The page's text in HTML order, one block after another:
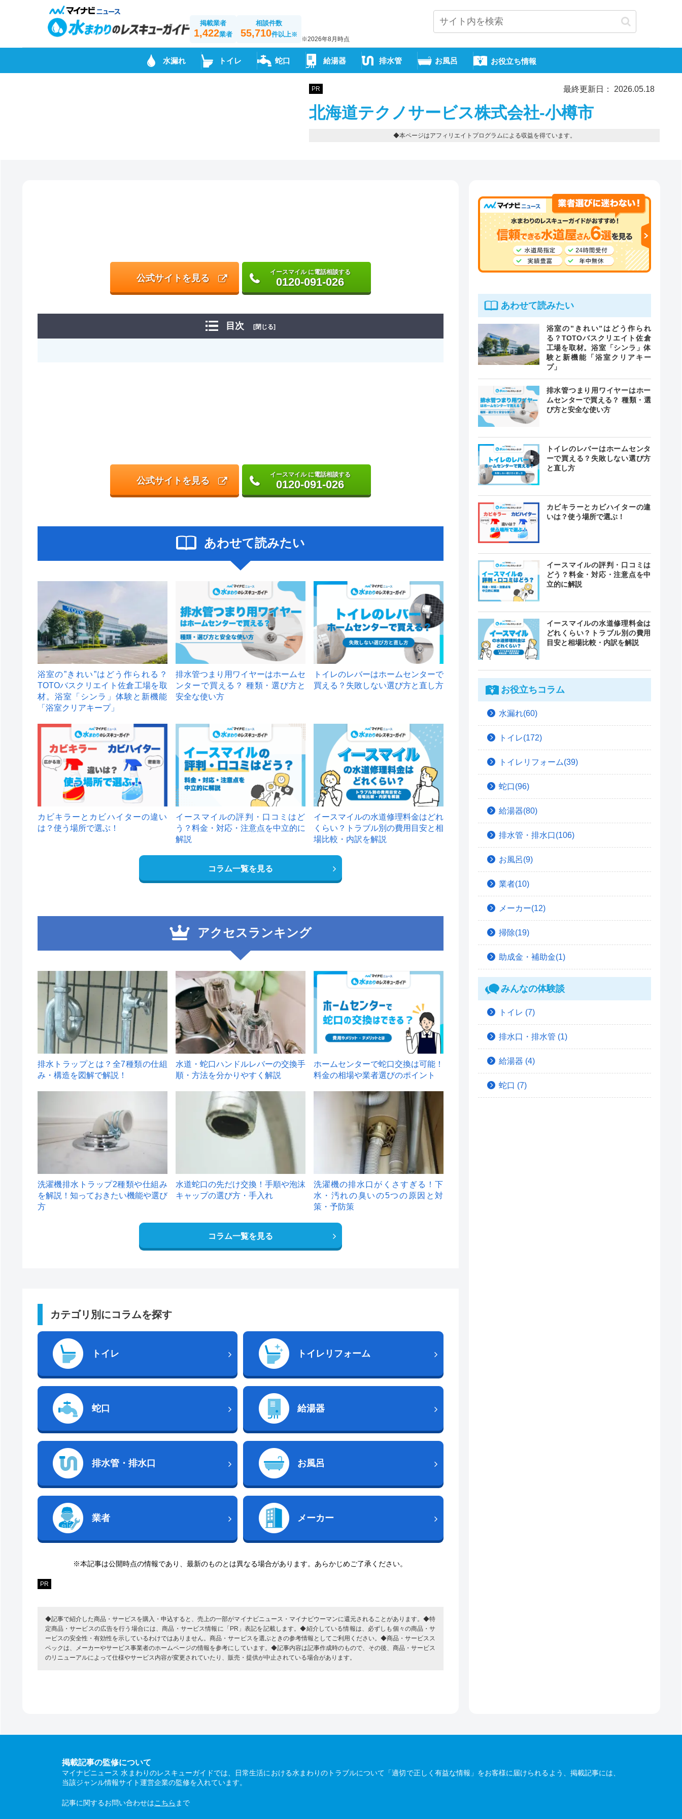
掲載業者
1,422業者
相談件数
55,710件以上※
※2026年8月時点
水漏れ トイレ 蛇口 給湯器 排水管 お風呂 お役立ち情報
PR 最終更新日： 2026.05.18
北海道テクノサービス株式会社-小樽市
◆本ページはアフィリエイトプログラムによる収益を得ています。
公式サイトを見る
イースマイル に電話相談する
0120-091-026
目次 [閉じる]
公式サイトを見る
イースマイル に電話相談する
0120-091-026
あわせて読みたい
浴室の”きれい”はどう作られる？
TOTOバスクリエイト佐倉工場を取
材。浴室「シンラ」体験と新機能
「浴室クリアキープ」
排水管つまり用ワイヤーはホームセ
ンターで買える？ 種類・選び方と
安全な使い方
トイレのレバーはホームセンターで
買える？失敗しない選び方と直し方
カビキラーとカビハイターの違い
は？使う場所で選ぶ！
イースマイルの評判・口コミはど
う？料金・対応・注意点を中立的に
解説
イースマイルの水道修理料金はどれ
くらい？トラブル別の費用目安と相
場比較・内訳を解説
コラム一覧を見る
アクセスランキング
1
排水トラップとは？全7種類の仕組
み・構造を図解で解説！
2
水道・蛇口ハンドルレバーの交換手
順・方法を分かりやすく解説
ホームセンターで蛇口交換は可能！
料金の相場や業者選びのポイント
洗濯機排水トラップ2種類や仕組み
を解説！知っておきたい機能や選び
方
水道蛇口の先だけ交換！手順や泡沫
キャップの選び方・手入れ
洗濯機の排水口がくさすぎる！下
水・汚れの臭いの5つの原因と対
策・予防策
コラム一覧を見る
カテゴリ別にコラムを探す
トイレ トイレリフォーム
蛇口 給湯器
排水管・排水口 お風呂
業者 メーカー
※本記事は公開時点の情報であり、最新のものとは異なる場合があります。あらかじめご了承ください。
PR
◆記事で紹介した商品・サービスを購入・申込すると、売上の一部がマイナビニュース・マイナビウーマンに還元されることがあります。◆特
定商品・サービスの広告を行う場合には、商品・サービス情報に「PR」表記を記載します。◆紹介している情報は、必ずしも個々の商品・サ
ービスの安全性・有効性を示しているわけではありません。商品・サービスを選ぶときの参考情報としてご利用ください。◆商品・サービスス
ペックは、メーカーやサービス事業者のホームページの情報を参考にしています。◆記事内容は記事作成時のもので、その後、商品・サービス
のリニューアルによって仕様やサービス内容が変更されていたり、販売・提供が中止されている場合があります。
あわせて読みたい
浴室の”きれい”はどう作られ
る？TOTOバスクリエイト佐倉
工場を取材。浴室「シンラ」体
験と新機能「浴室クリアキー
プ」
排水管つまり用ワイヤーはホー
ムセンターで買える？ 種類・選
び方と安全な使い方
トイレのレバーはホームセンタ
ーで買える？失敗しない選び方
と直し方
カビキラーとカビハイターの違
いは？使う場所で選ぶ！
イースマイルの評判・口コミは
どう？料金・対応・注意点を中
立的に解説
イースマイルの水道修理料金は
どれくらい？トラブル別の費用
目安と相場比較・内訳を解説
お役立ちコラム
水漏れ(60)
トイレ(172)
トイレリフォーム(39)
蛇口(96)
給湯器(80)
排水管・排水口(106)
お風呂(9)
業者(10)
メーカー(12)
掃除(19)
助成金・補助金(1)
みんなの体験談
トイレ (7)
排水口・排水管 (1)
給湯器 (4)
蛇口 (7)
掲載記事の監修について
マイナビニュース 水まわりのレスキューガイドでは、日常生活における水まわりのトラブルについて「適切で正しく有益な情報」をお客様に届けられるよう、掲載記事には、
当該ジャンル情報サイト運営企業の監修を入れています。
記事に関するお問い合わせはこちら まで